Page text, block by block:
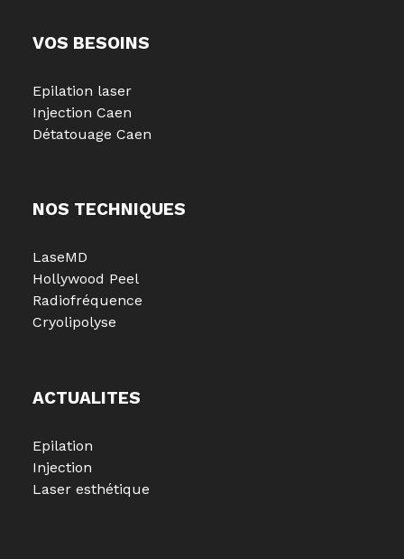
VOS BESOINS
Epilation laser
Injection Caen
Détatouage Caen
NOS TECHNIQUES
LaseMD
Hollywood Peel
Radiofréquence
Cryolipolyse
ACTUALITES
Epilation
Injection
Laser esthétique